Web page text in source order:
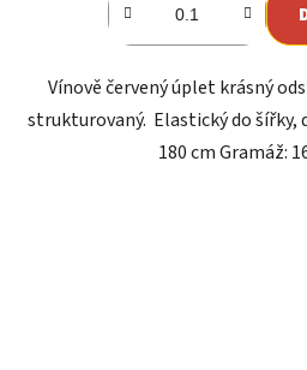
Vínově červený úplet krásný
strukturovaný. Elastický do šířky,
180 cm Gramáž: